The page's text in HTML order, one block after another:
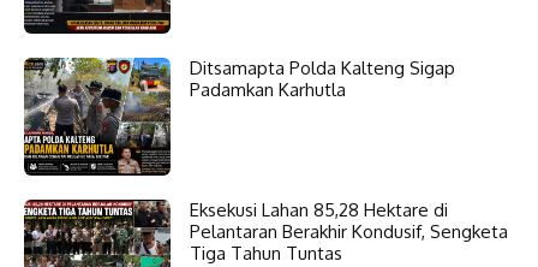
Ditsamapta Polda Kalteng Sigap
Padamkan Karhutla
Eksekusi Lahan 85,28 Hektare di
Pelantaran Berakhir Kondusif, Sengketa
Tiga Tahun Tuntas